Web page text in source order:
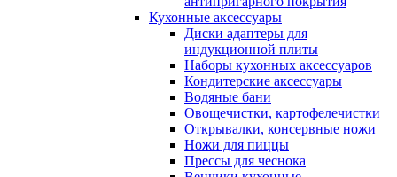
Кухонные аксессуары
Диски адаптеры для
индукционной плиты
Наборы кухонных аксессуаров
Кондитерские аксессуары
Водяные бани
Овощечистки, картофелечистки
Открывалки, консервные ножи
Ножи для пиццы
Прессы для чеснока